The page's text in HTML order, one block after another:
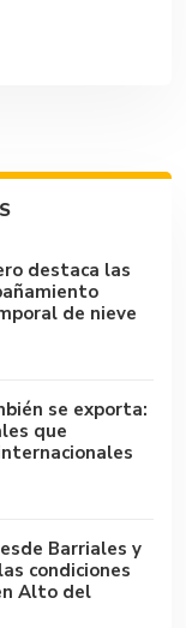
destaca las
de nieve
se exporta:
que
Barriales y
condiciones
Alto del